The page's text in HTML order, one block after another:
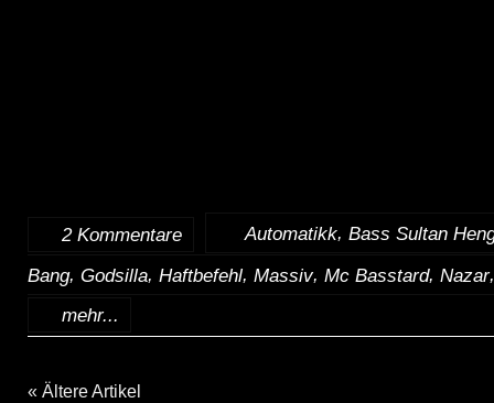
2 Kommentare Automatikk, Bass Sultan
Bang, Godsilla, Haftbefehl, Massiv, Mc Basstard, Nazar
mehr...
« Ältere Artikel